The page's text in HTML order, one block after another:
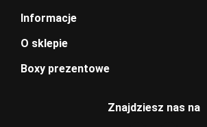
Informacje
O sklepie
Boxy prezentowe
Znajdziesz nas na